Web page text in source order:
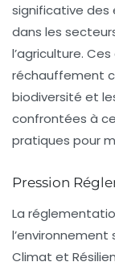
significative des
dans les
l’agriculture.
réchauffement
biodiversité et
confrontées à
pratiques pour
Pression
La
l’environnement
Climat et